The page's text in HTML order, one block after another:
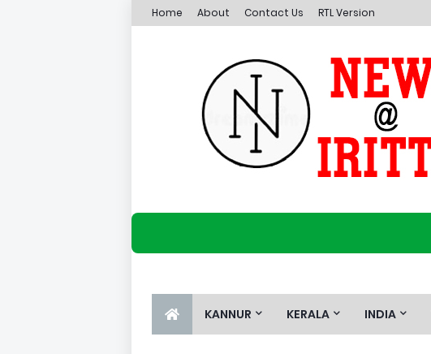
Home About Contact Us RTL Version
KANNUR KERALA INDIA